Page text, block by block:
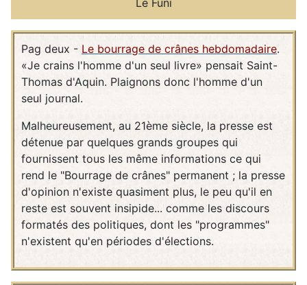
Pag deux - Le bourrage de crânes hebdomadaire.
«Je crains l'homme d'un seul livre» pensait Saint-
Thomas d'Aquin. Plaignons donc l'homme d'un
seul journal.
Malheureusement, au 21ème siècle, la presse est
détenue par quelques grands groupes qui
fournissent tous les même informations ce qui
rend le "Bourrage de crânes" permanent ; la presse
d'opinion n'existe quasiment plus, le peu qu'il en
reste est souvent insipide... comme les discours
formatés des politiques, dont les "programmes"
n'existent qu'en périodes d'élections.